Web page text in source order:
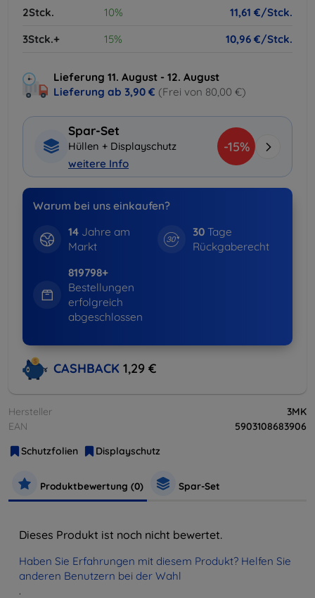
2Stck. 10%
11,61 €/Stck.
3Stck.+
15% 10,96 €/Stck.
Lieferung 11. August - 12. August
Lieferung ab 3,90 € (Frei von 80,00 €)
Spar-Set
Hüllen + Displayschutz
weitere Info
-15%
Warum bei uns einkaufen?
14Jahre am
Markt
30 Tage
Rückgaberecht
819798+
Bestellungen
erfolgreich
abgeschlossen
CASHBACK 1,29 €
Hersteller
3MK
EAN
5903108683906
Schutzfolien
Displayschutz
Produktbewertung (0) Spar-Set
Dieses Produkt ist noch nicht bewertet.
Haben Sie Erfahrungen mit diesem Produkt? Helfen Sie
anderen Benutzern bei der Wahl
.